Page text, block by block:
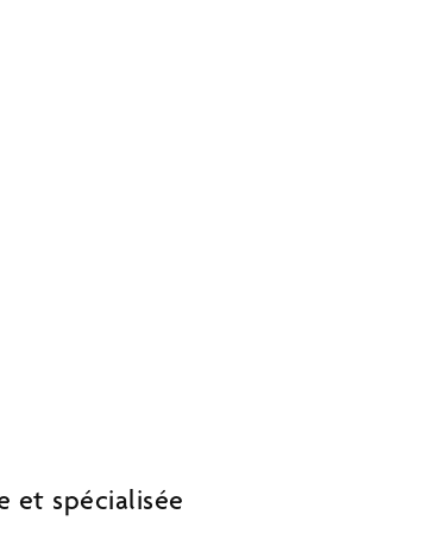
et spécialisée